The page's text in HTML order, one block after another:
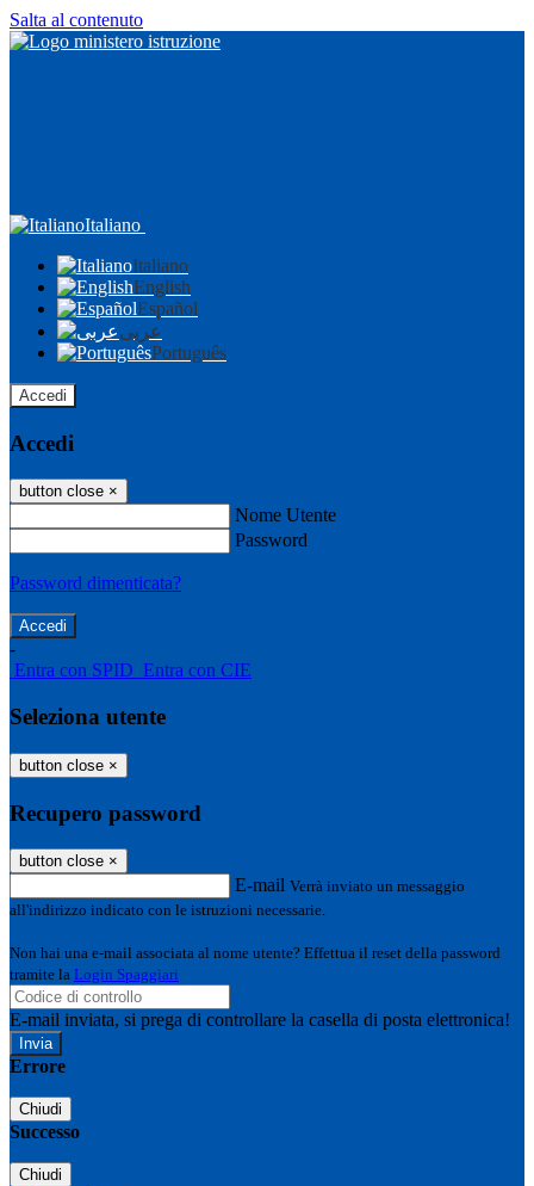
Salta al contenuto
Italiano
Italiano
English
Español
عربى
Português
Accedi
Accedi
button close ×
Nome Utente
Password
Password dimenticata?
-
Entra con SPID Entra con CIE
Seleziona utente
button close ×
Recupero password
button close ×
E-mail Verrà inviato un messaggio
all'indirizzo indicato con le istruzioni necessarie.
Non hai una e-mail associata al nome utente? Effettua il reset della password
tramite la Login Spaggiari
E-mail inviata, si prega di controllare la casella di posta elettronica!
Errore
Chiudi
Successo
Chiudi